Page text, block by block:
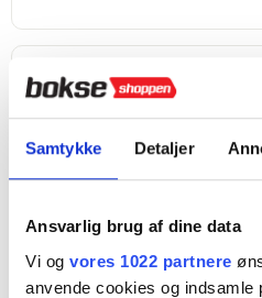
Samtykke Detaljer
Ansvarlig brug af dine data
Vi og vores 1022 partnere
anvende cookies og indsamle
ved køb over 999 kr.
Hurtig levering
4,8 ★ på E-mærket
Tilføj til Ønskeskyen